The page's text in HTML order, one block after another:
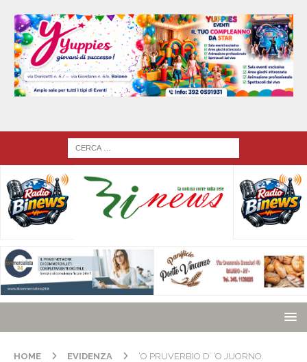
HOME EVIDENZA
‘O PRUVERBIO D’ ‘O JUORNO.